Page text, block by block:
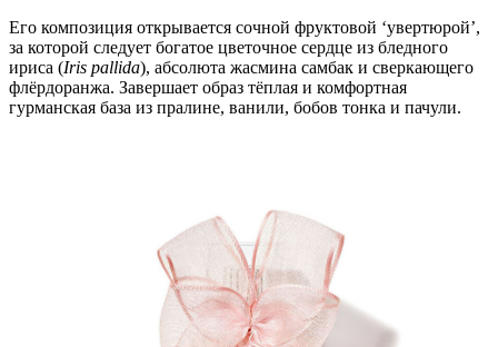
Его композиция открывается сочной фруктовой ‘увертюрой’,
за которой следует богатое цветочное сердце из бледного
ириса (Iris pallida), абсолюта жасмина самбак и сверкающего
флёрдоранжа. Завершает образ тёплая и комфортная
гурманская база из пралине, ванили, бобов тонка и пачули.